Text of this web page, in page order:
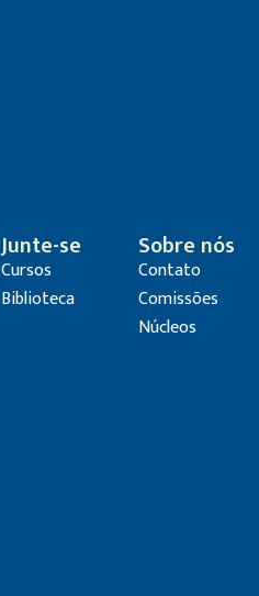
Junte-se
Cursos
Biblioteca
Sobre nós
Contato
Comissões
Núcleos